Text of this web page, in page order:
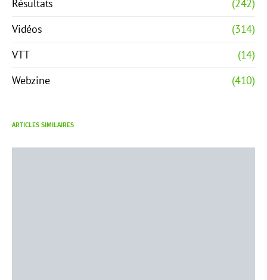
Résultats
(242)
Vidéos
(314)
VTT
(14)
Webzine
(410)
ARTICLES SIMILAIRES